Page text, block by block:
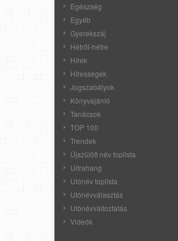
Egészség
Egyéb
Gyerekszáj
Hétről-hétre
Hírek
Hírességek
Jogszabályok
Könyvajánló
Tanácsok
TOP 100
Trendek
Újszülött név toplista
Ultrahang
Utónév toplista
Utónévválasztás
Utónévváltoztatás
Videók